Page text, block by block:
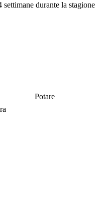
durante la stagione
Potare